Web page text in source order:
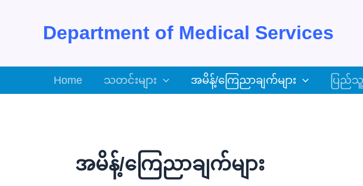
Department of Medical Services
Home သတင်းများ အမိန့်/ကြေညာချက်များ ပြည်
အမိန့်/ကြေညာချက်များ